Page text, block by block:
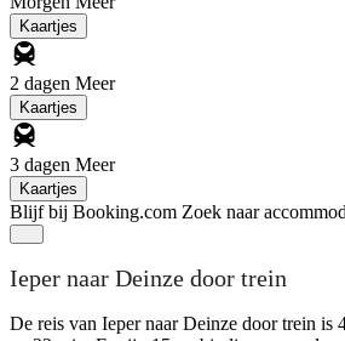
Kaartjes
2 dagen Meer
Kaartjes
3 dagen Meer
Kaartjes
Blijf bij Booking.com Zoek naar
Ieper naar Deinze door trein
De reis van Ieper naar Deinze door trein is